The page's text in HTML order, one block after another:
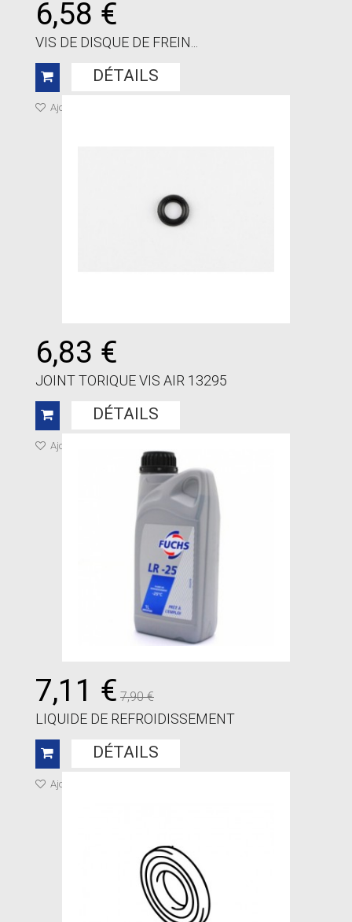
6,58 €
VIS DE DISQUE DE FREIN...
DÉTAILS
Ajouter à ma liste de cadeaux
6,83 €
JOINT TORIQUE VIS AIR 13295
DÉTAILS
Ajouter à ma liste de cadeaux
7,11 € 7,90 €
LIQUIDE DE REFROIDISSEMENT
DÉTAILS
Ajouter à ma liste de cadeaux